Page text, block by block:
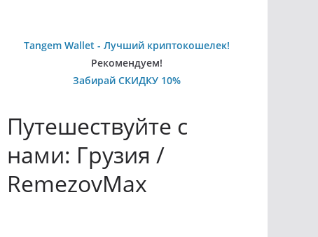
Tangem Wallet - Лучший криптокошелек!
Рекомендуем!
Забирай СКИДКУ 10%
Путешествуйте с
нами: Грузия /
RemezovMax